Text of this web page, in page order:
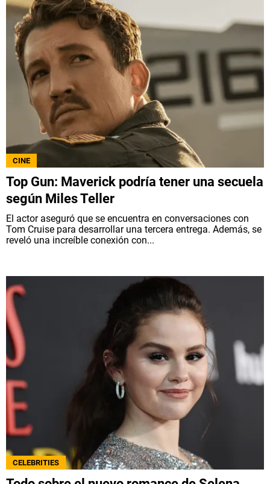
CINE
Top Gun: Maverick podría tener una secuela
según Miles Teller
El actor aseguró que se encuentra en conversaciones con
Tom Cruise para desarrollar una tercera entrega. Además, se
reveló una increíble conexión con...
CELEBRITIES